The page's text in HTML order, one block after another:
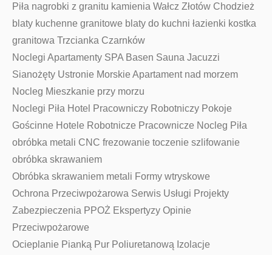
Piła nagrobki z granitu kamienia Wałcz Złotów Chodzież
blaty kuchenne granitowe blaty do kuchni łazienki kostka
granitowa Trzcianka Czarnków
Noclegi Apartamenty SPA Basen Sauna Jacuzzi
Sianożęty Ustronie Morskie Apartament nad morzem
Nocleg Mieszkanie przy morzu
Noclegi Piła Hotel Pracowniczy Robotniczy Pokoje
Gościnne Hotele Robotnicze Pracownicze Nocleg Piła
obróbka metali CNC frezowanie toczenie szlifowanie
obróbka skrawaniem
Obróbka skrawaniem metali Formy wtryskowe
Ochrona Przeciwpożarowa Serwis Usługi Projekty
Zabezpieczenia PPOŻ Ekspertyzy Opinie
Przeciwpożarowe
Ocieplanie Pianką Pur Poliuretanową Izolacje